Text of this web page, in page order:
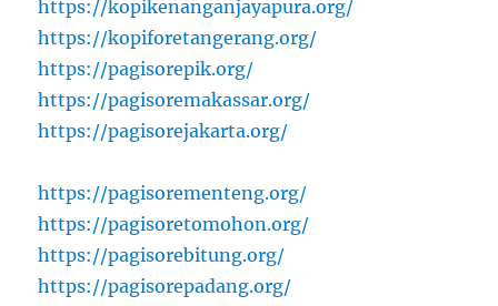
https://kopikenanganjayapura.org/
https://kopiforetangerang.org/
https://pagisorepik.org/
https://pagisoremakassar.org/
https://pagisorejakarta.org/
https://pagisorementeng.org/
https://pagisoretomohon.org/
https://pagisorebitung.org/
https://pagisorepadang.org/